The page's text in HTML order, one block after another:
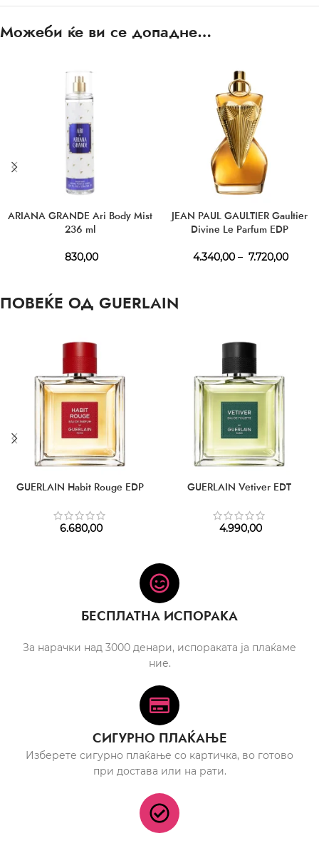
Можеби ќе ви се допадне…
ARIANA GRANDE Ari Body Mist
236 ml
830,00
JEAN PAUL GAULTIER Gaultier
Divine Le Parfum EDP
4.340,00 – 7.720,00
ПОВЕЌЕ ОД GUERLAIN
GUERLAIN Habit Rouge EDP
6.680,00
GUERLAIN Vetiver EDT
4.990,00
БЕСПЛАТНА ИСПОРАКА
За нарачки над 3000 денари, испораката ја плаќаме
ние.
СИГУРНО ПЛАЌАЊЕ
Изберете сигурно плаќање со картичка, во готово
при достава или на рати.